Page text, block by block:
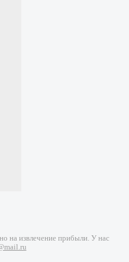
на извлечение прибыли. У нас